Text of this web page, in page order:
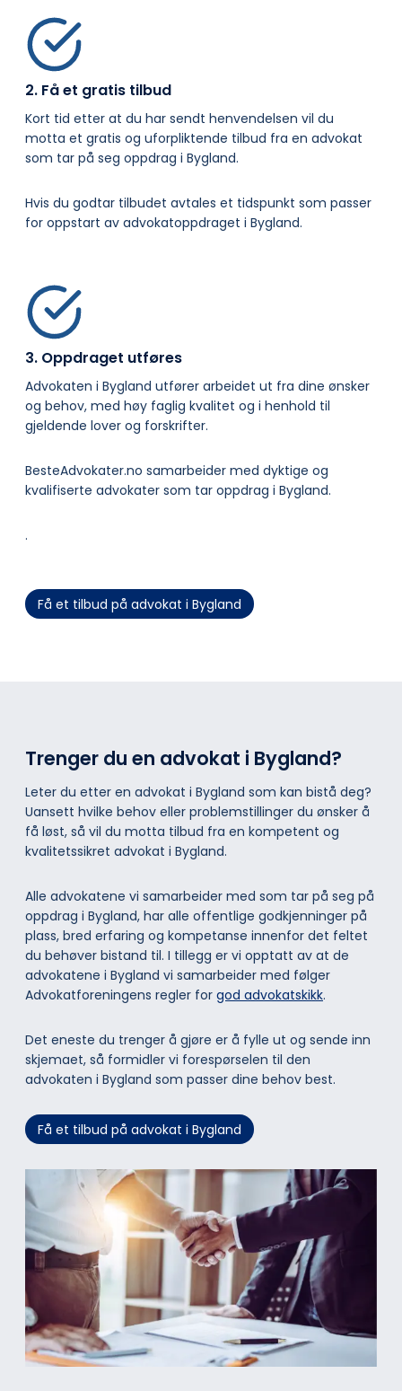
2. Få et gratis tilbud
Kort tid etter at du har sendt henvendelsen vil du
motta et gratis og uforpliktende tilbud fra en advokat
som tar på seg oppdrag i Bygland.
Hvis du godtar tilbudet avtales et tidspunkt som passer
for oppstart av advokatoppdraget i Bygland.
3. Oppdraget utføres
Advokaten i Bygland utfører arbeidet ut fra dine ønsker
og behov, med høy faglig kvalitet og i henhold til
gjeldende lover og forskrifter.
BesteAdvokater.no samarbeider med dyktige og
kvalifiserte advokater som tar oppdrag i Bygland.
.
Få et tilbud på advokat i Bygland
Trenger du en advokat i Bygland?
Leter du etter en advokat i Bygland som kan bistå deg?
Uansett hvilke behov eller problemstillinger du ønsker å
få løst, så vil du motta tilbud fra en kompetent og
kvalitetssikret advokat i Bygland.
Alle advokatene vi samarbeider med som tar på seg på
oppdrag i Bygland, har alle offentlige godkjenninger på
plass, bred erfaring og kompetanse innenfor det feltet
du behøver bistand til. I tillegg er vi opptatt av at de
advokatene i Bygland vi samarbeider med følger
Advokatforeningens regler for god advokatskikk.
Det eneste du trenger å gjøre er å fylle ut og sende inn
skjemaet, så formidler vi forespørselen til den
advokaten i Bygland som passer dine behov best.
Få et tilbud på advokat i Bygland